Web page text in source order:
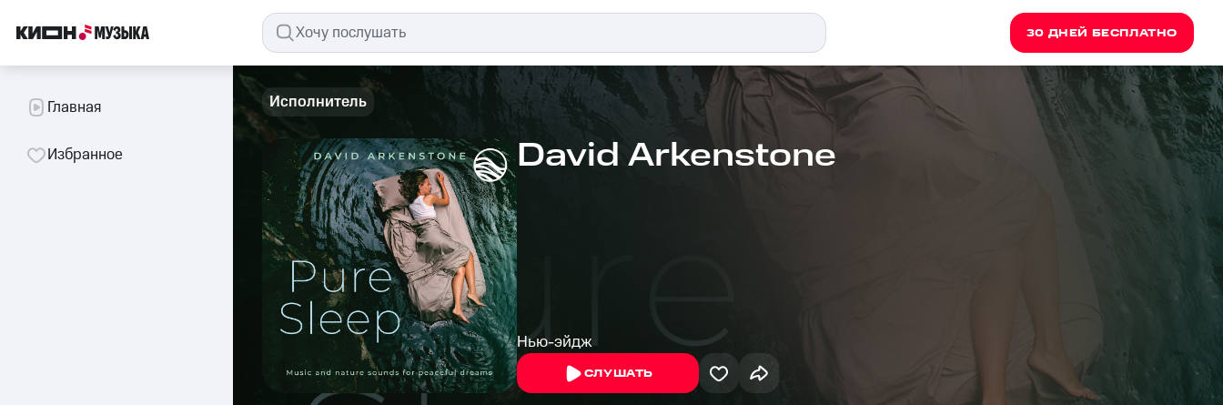
30 ДНЕЙ БЕСПЛАТНО
Главная
Избранное
Исполнитель
David Arkenstone
Нью-эйдж
СЛУШАТЬ